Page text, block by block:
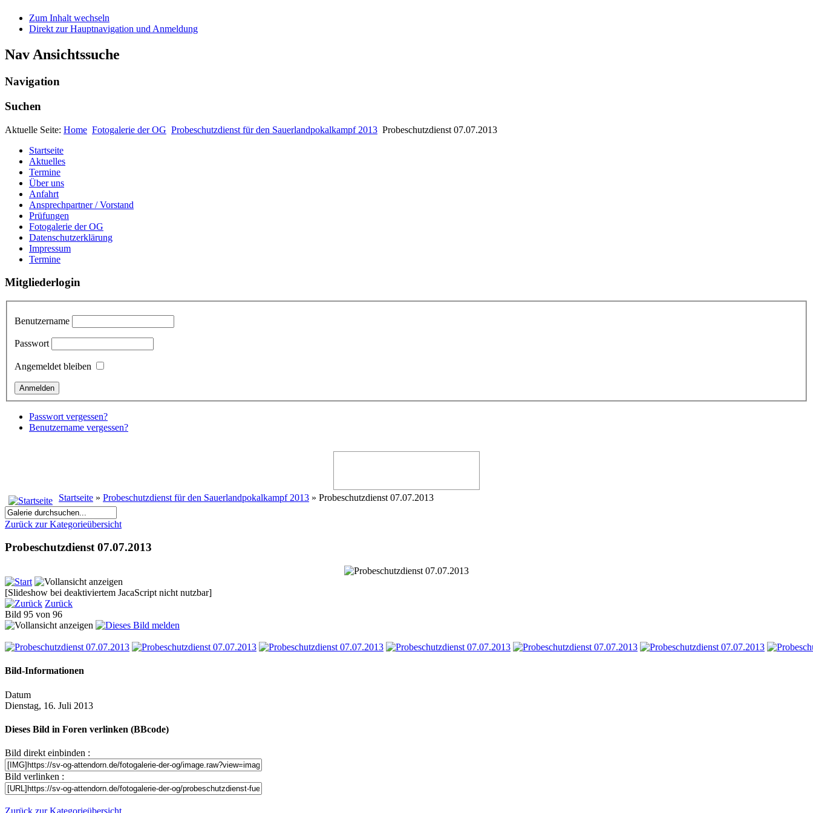
Zum Inhalt wechseln
Direkt zur Hauptnavigation und Anmeldung
Nav Ansichtssuche
Navigation
Suchen
Aktuelle Seite: Home Fotogalerie der OG Probeschutzdienst für den Sauerlandpokalkampf 2013 Probeschutzdienst 07.07.2013
Startseite
Aktuelles
Termine
Über uns
Anfahrt
Ansprechpartner / Vorstand
Prüfungen
Fotogalerie der OG
Datenschutzerklärung
Impressum
Termine
Mitgliederlogin
Benutzername
Passwort
Angemeldet bleiben
Passwort vergessen?
Benutzername vergessen?
Startseite » Probeschutzdienst für den Sauerlandpokalkampf 2013 » Probeschutzdienst 07.07.2013
Zurück zur Kategorieübersicht
Probeschutzdienst 07.07.2013
[Slideshow bei deaktiviertem JacaScript nicht nutzbar]
Zurück
Bild 95 von 96
Bild-Informationen
Datum
Dienstag, 16. Juli 2013
Dieses Bild in Foren verlinken (BBcode)
Bild direkt einbinden :
Bild verlinken :